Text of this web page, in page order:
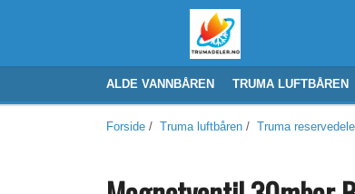
ALDE VANNBÅREN TRUMA LUFTBÅREN
Forside / Truma luftbåren / Truma